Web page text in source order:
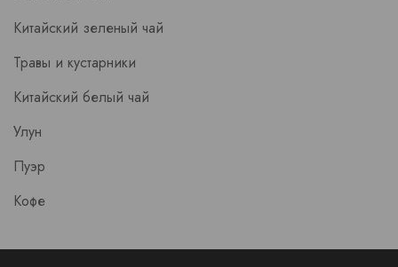
Китайский зеленый чай
Травы и кустарники
Китайский белый чай
Улун
Пуэр
Кофе